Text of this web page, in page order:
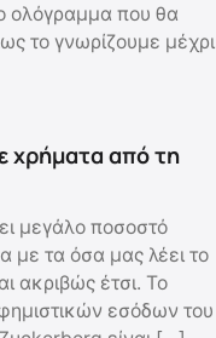
ολόγραμμα που θα
το γνωρίζουμε μέχρι
χρήματα από τη
μεγάλο ποσοστό
τα όσα μας λέει το
ακριβώς έτσι. Το
εσόδων του